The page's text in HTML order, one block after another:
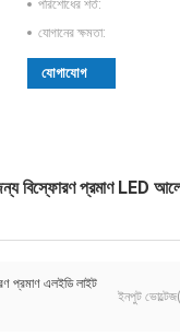
পরিশোধের শর্ত:
যোগানের ক্ষমতা:
যোগাযোগ
বিস্ফোরণ প্রমাণ LED
প্রমাণ এলইডি লাইট
ইনপুট